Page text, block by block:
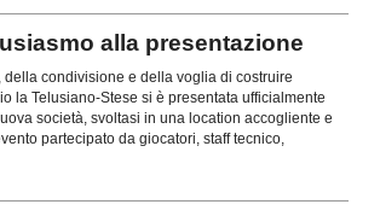
alla presentazione
condivisione e della voglia di costruire
la Telusiano-Stese si è presentata ufficialmente
società, svoltasi in una location accogliente e
partecipato da giocatori, staff tecnico,